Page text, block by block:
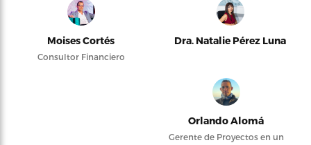
Moises Cortés
Consultor Financiero
Dra. Natalie Pérez Luna
Orlando Alomá
Gerente de Proyectos en un